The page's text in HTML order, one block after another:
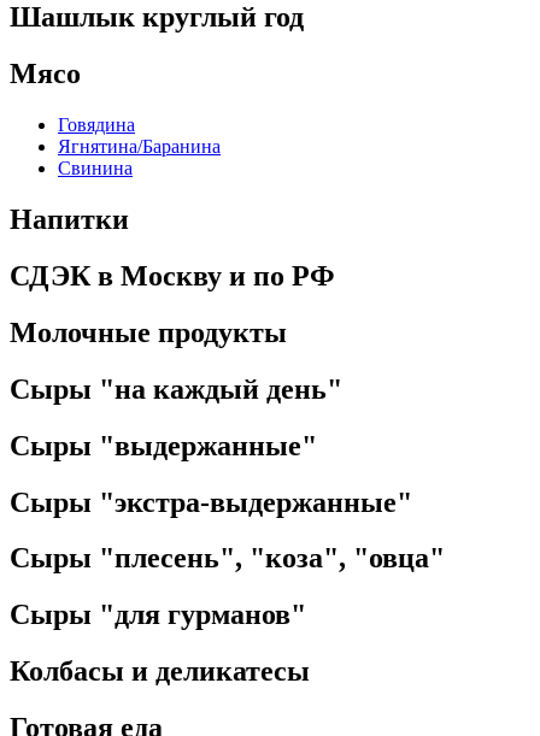
Шашлык круглый год
Мясо
Говядина
Ягнятина/Баранина
Свинина
Напитки
СДЭК в Москву и по РФ
Молочные продукты
Сыры "на каждый день"
Сыры "выдержанные"
Сыры "экстра-выдержанные"
Сыры "плесень", "коза", "овца"
Сыры "для гурманов"
Колбасы и деликатесы
Готовая еда